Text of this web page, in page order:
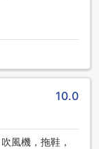
10.0
風機，拖鞋，